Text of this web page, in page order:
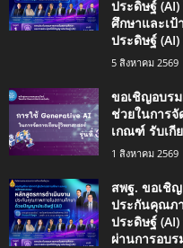
ประดิษฐ์
ศึกษาและเ
ประดิษฐ์
5 สิงหาคม 2569
ขอเชิญอบร
ช่วยในการ
เกณฑ์ รับเกี
1 สิงหาคม 2569
สพฐ. ขอเชิ
ประกันคุณภ
ประดิษฐ์
ผ่านการอบร